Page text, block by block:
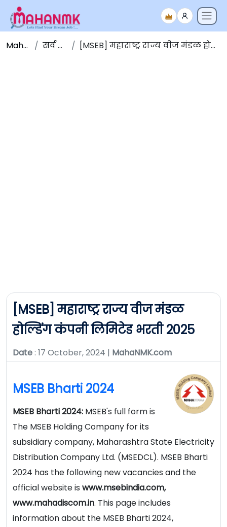
Maha NMK सर्व जाहिराती [MSEB] महाराष्ट्र राज्य वीज मंडळ होल्डिंग कंपनी लिमिटेड भरती 2025
[MSEB] महाराष्ट्र राज्य वीज मंडळ
होल्डिंग कंपनी लिमिटेड भरती 2025
Date: 17 October, 2024 | MahaNMK.com
MSEB Bharti 2024
MSEB Bharti 2024: MSEB's full form is
The MSEB Holding Company for its
subsidiary company, Maharashtra State Electricity
Distribution Company Ltd. (MSEDCL). MSEB Bharti
2024 has the following new vacancies and the
official website is www.msebindia.com,
www.mahadiscom.in. This page includes
information about the MSEB Bharti 2024,